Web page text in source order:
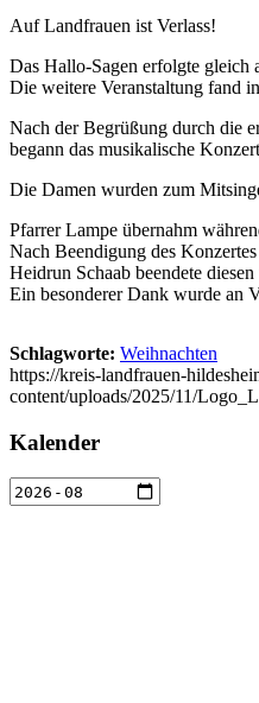
Auf Landfrauen ist Verlass!
Das Hallo-Sagen erfolgte gleich
Die weitere Veranstaltung fand
Nach der Begrüßung durch die
begann das musikalische
Die Damen wurden zum
Pfarrer Lampe übernahm
Nach Beendigung des
Heidrun Schaab beendete
Ein besonderer Dank wurde an
Schlagworte: Weihnachten
https://kreis-landfrauen-
content/uploads/2025/11/
Kalender